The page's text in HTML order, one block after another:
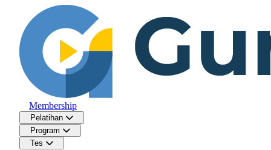
Membership
Pelatihan
Program
Tes